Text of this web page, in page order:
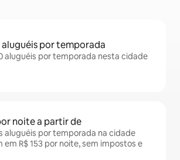
por temporada
aluguéis por temporada nesta cidade
noite a partir de
aluguéis por temporada na cidade
em R$ 153 por noite, sem impostos e